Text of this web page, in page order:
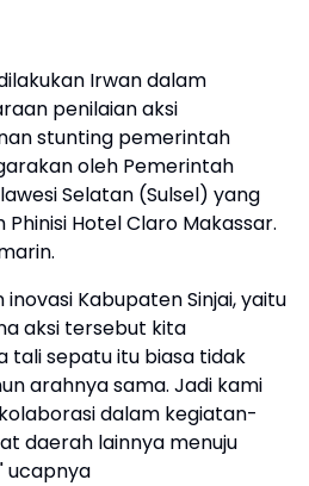
Irwan dalam
penilaian aksi
stunting pemerintah
oleh Pemerintah
Selatan (Sulsel) yang
Hotel Claro Makassar.
Kabupaten Sinjai, yaitu
aksi tersebut kita
tali sepatu itu biasa tidak
arahnya sama. Jadi kami
dalam kegiatan-
daerah lainnya menuju
ucapnya